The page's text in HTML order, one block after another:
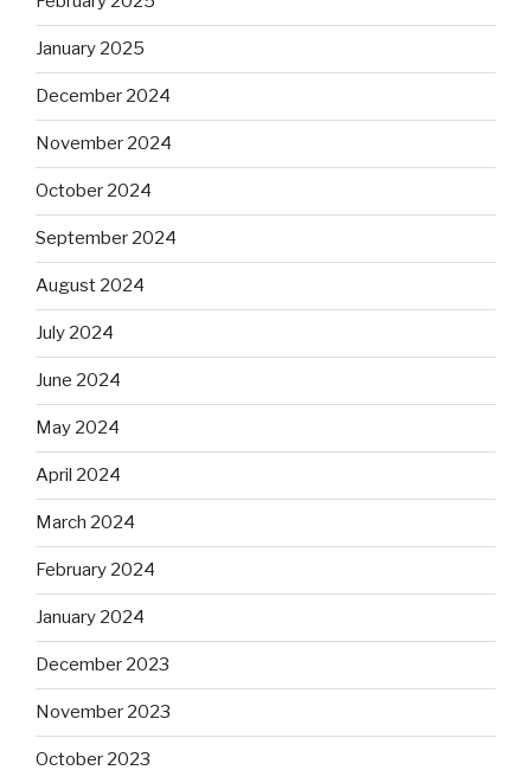
January 2025
December 2024
November 2024
October 2024
September 2024
August 2024
July 2024
June 2024
May 2024
April 2024
March 2024
February 2024
January 2024
December 2023
November 2023
October 2023